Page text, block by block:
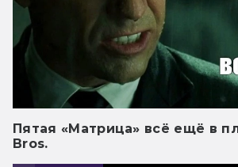
Пятая «Матрица» всё ещё в
Bros.